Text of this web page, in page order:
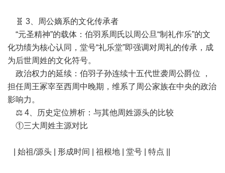
🧬 3、周公嫡系的文化传承者
“元圣精神”的载体：伯羽系周氏以周公旦“制礼作乐”的文
化功绩为核心认同，堂号“礼乐堂”即强调对周礼的传承，成
为后世周姓的文化符号。
政治权力的延续：伯羽子孙连续十五代世袭周公爵位 ，
担任周王冢宰至西周中晚期，维系了周公家族在中央的政治
影响力。
⚖️ 4、历史定位辨析：与其他周姓源头的比较
①三大周姓主源对比
| 始祖/源头 | 形成时间 | 祖根地 | 堂号 | 特点 ||